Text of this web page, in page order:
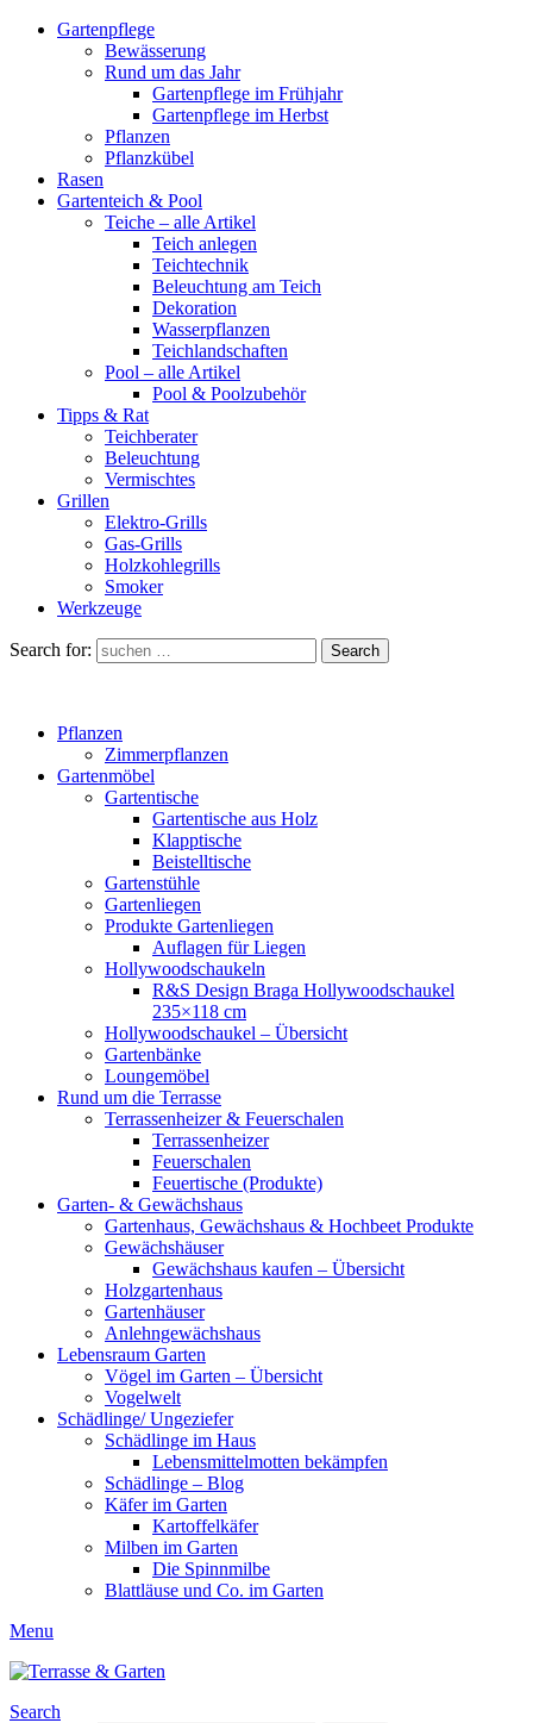
Gartenpflege
Bewässerung
Rund um das Jahr
Gartenpflege im Frühjahr
Gartenpflege im Herbst
Pflanzen
Pflanzkübel
Rasen
Gartenteich & Pool
Teiche – alle Artikel
Teich anlegen
Teichtechnik
Beleuchtung am Teich
Dekoration
Wasserpflanzen
Teichlandschaften
Pool – alle Artikel
Pool & Poolzubehör
Tipps & Rat
Teichberater
Beleuchtung
Vermischtes
Grillen
Elektro-Grills
Gas-Grills
Holzkohlegrills
Smoker
Werkzeuge
Search for: Search
Pflanzen
Zimmerpflanzen
Gartenmöbel
Gartentische
Gartentische aus Holz
Klapptische
Beistelltische
Gartenstühle
Gartenliegen
Produkte Gartenliegen
Auflagen für Liegen
Hollywoodschaukeln
R&S Design Braga Hollywoodschaukel
235×118 cm
Hollywoodschaukel – Übersicht
Gartenbänke
Loungemöbel
Rund um die Terrasse
Terrassenheizer & Feuerschalen
Terrassenheizer
Feuerschalen
Feuertische (Produkte)
Garten- & Gewächshaus
Gartenhaus, Gewächshaus & Hochbeet Produkte
Gewächshäuser
Gewächshaus kaufen – Übersicht
Holzgartenhaus
Gartenhäuser
Anlehngewächshaus
Lebensraum Garten
Vögel im Garten – Übersicht
Vogelwelt
Schädlinge/ Ungeziefer
Schädlinge im Haus
Lebensmittelmotten bekämpfen
Schädlinge – Blog
Käfer im Garten
Kartoffelkäfer
Milben im Garten
Die Spinnmilbe
Blattläuse und Co. im Garten
Menu
Search